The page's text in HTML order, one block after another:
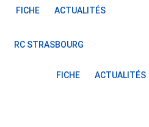
FICHE ACTUALITÉS
RC STRASBOURG
FICHE ACTUALITÉS